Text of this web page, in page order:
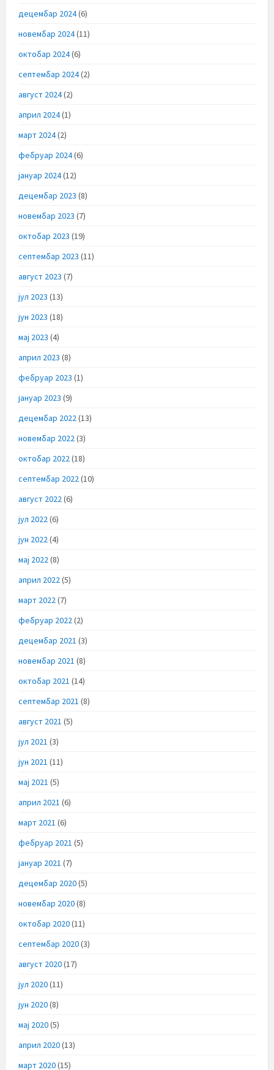
децембар 2024(6)
новембар 2024(11)
октобар 2024(6)
септембар 2024(2)
август 2024(2)
април 2024(1)
март 2024(2)
фебруар 2024(6)
јануар 2024(12)
децембар 2023 (8)
новембар 2023 (7)
октобар 2023 (19)
септембар 2023 (11)
август 2023 (7)
јул 2023 (13)
јун 2023 (18)
мај 2023 (4)
април 2023 (8)
фебруар 2023 (1)
јануар 2023 (9)
децембар 2022(13)
новембар 2022(3)
октобар 2022(18)
септембар 2022(10)
август 2022(6)
јул 2022(6)
јун 2022(4)
мај 2022(8)
април 2022(5)
март 2022(7)
фебруар 2022(2)
децембар 2021 (3)
новембар 2021 (8)
октобар 2021 (14)
септембар 2021 (8)
август 2021 (5)
јул 2021 (3)
јун 2021 (11)
мај 2021 (5)
април 2021 (6)
март 2021 (6)
фебруар 2021 (5)
јануар 2021 (7)
децембар 2020(5)
новембар 2020(8)
октобар 2020(11)
септембар 2020(3)
август 2020(17)
јул 2020(11)
јун 2020(8)
мај 2020(5)
април 2020(13)
март 2020(15)